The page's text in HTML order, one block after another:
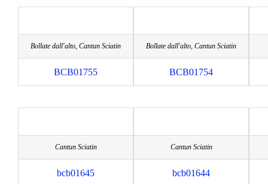
Bollate dall'alto, Cantun Sciatin
BCB01755
Bollate dall'alto, Cantun Sciatin
BCB01754
Cantun Sciatin
bcb01645
Cantun Sciatin
bcb01644